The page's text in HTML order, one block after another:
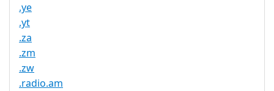
.ye
.yt
.za
.zm
.zw
.radio.am